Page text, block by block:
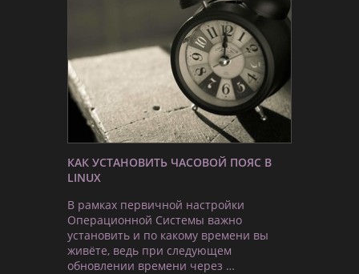
КАК УСТАНОВИТЬ ЧАСОВОЙ ПОЯС В
LINUX
В рамках первичной настройки
Операционной Системы важно
установить и по какому времени вы
живёте, ведь при следующем
обновлении времени через …